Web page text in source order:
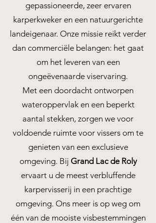
gepassioneerde, zeer ervaren
karperkweker en een natuurgerichte
landeigenaar. Onze missie reikt verder
dan commerciële belangen: het gaat
om het leveren van een
ongeëvenaarde viservaring.
Met een doordacht ontworpen
wateroppervlak en een beperkt
aantal stekken, zorgen we voor
voldoende ruimte voor vissers om te
genieten van een exclusieve
omgeving. Bij Grand Lac de Roly
ervaart u de meest verbluffende
karpervisserij in een prachtige
omgeving. Ons meer is op weg om
één van de mooiste visbestemmingen